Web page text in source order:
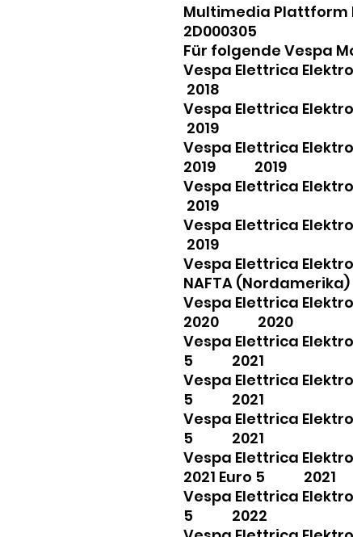
Multimedia Plattform
2D000305
Für folgende Vespa
Vespa Elettrica
2018
Vespa Elettrica
2019
Vespa Elettrica
2019 2019
Vespa Elettrica
2019
Vespa Elettrica
2019
Vespa Elettrica Elektro
NAFTA
Vespa Elettrica
2020 2020
Vespa Elettrica Elektro
5 2021
Vespa Elettrica Elektro
5 2021
Vespa Elettrica Elektro
5 2021
Vespa Elettrica
2021 Euro 5 2021
Vespa Elettrica Elektro
5 2022